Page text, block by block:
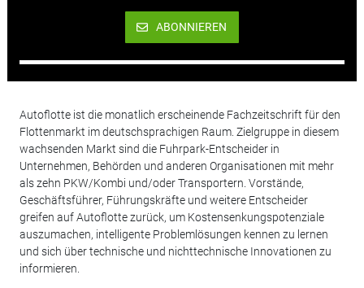
ABONNIEREN
Autoflotte ist die monatlich erscheinende Fachzeitschrift für den
Flottenmarkt im deutschsprachigen Raum. Zielgruppe in diesem
wachsenden Markt sind die Fuhrpark-Entscheider in
Unternehmen, Behörden und anderen Organisationen mit mehr
als zehn PKW/Kombi und/oder Transportern. Vorstände,
Geschäftsführer, Führungskräfte und weitere Entscheider
greifen auf Autoflotte zurück, um Kostensenkungspotenziale
auszumachen, intelligente Problemlösungen kennen zu lernen
und sich über technische und nichttechnische Innovationen zu
informieren.